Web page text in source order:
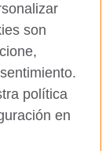
son
política
en